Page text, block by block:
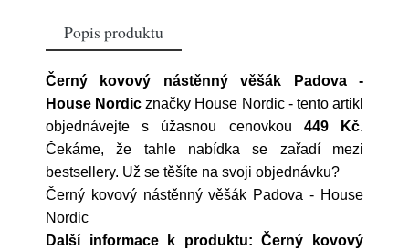
Popis produktu
Černý kovový nástěnný věšák Padova -
House Nordic značky House Nordic- tento artikl
objednávejte s úžasnou cenovkou 449 Kč.
Čekáme, že tahle nabídka se zařadí mezi
bestsellery. Už se těšíte na svoji objednávku?
Černý kovový nástěnný věšák Padova - House
Nordic
Další informace k produktu: Černý kovový